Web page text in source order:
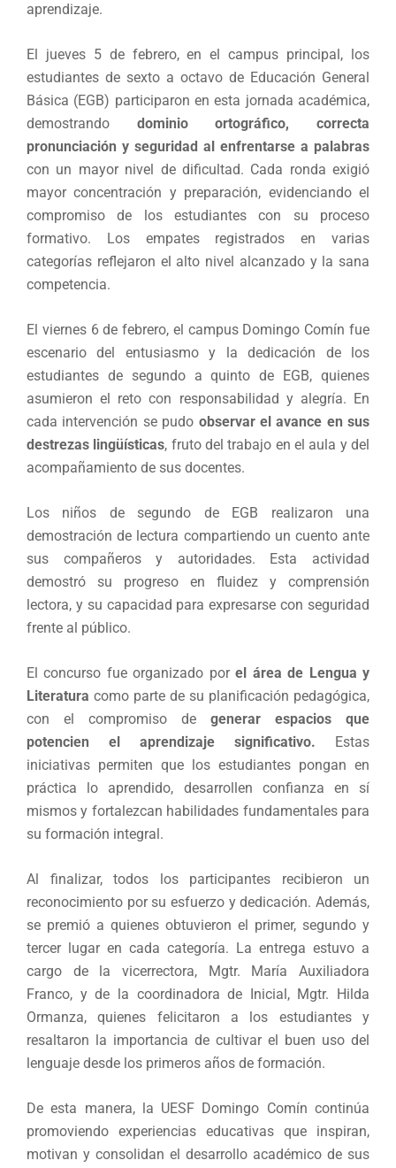
aprendizaje.
El jueves 5 de febrero, en el campus principal, los
estudiantes de sexto a octavo de Educación General
Básica (EGB) participaron en esta jornada académica,
demostrando dominio ortográfico, correcta
pronunciación y seguridad al enfrentarse a palabras
con un mayor nivel de dificultad. Cada ronda exigió
mayor concentración y preparación, evidenciando el
compromiso de los estudiantes con su proceso
formativo. Los empates registrados en varias
categorías reflejaron el alto nivel alcanzado y la sana
competencia.
El viernes 6 de febrero, el campus Domingo Comín fue
escenario del entusiasmo y la dedicación de los
estudiantes de segundo a quinto de EGB, quienes
asumieron el reto con responsabilidad y alegría. En
cada intervención se pudo observar el avance en sus
destrezas lingüísticas, fruto del trabajo en el aula y del
acompañamiento de sus docentes.
Los niños de segundo de EGB realizaron una
demostración de lectura compartiendo un cuento ante
sus compañeros y autoridades. Esta actividad
demostró su progreso en fluidez y comprensión
lectora, y su capacidad para expresarse con seguridad
frente al público.
El concurso fue organizado porel área de Lengua y
Literatura como parte de su planificación pedagógica,
con el compromiso de generar espacios que
potencien el aprendizaje significativo. Estas
iniciativas permiten que los estudiantes pongan en
práctica lo aprendido, desarrollen confianza en sí
mismos y fortalezcan habilidades fundamentales para
su formación integral.
Al finalizar, todos los participantes recibieron un
reconocimiento por su esfuerzo y dedicación. Además,
se premió a quienes obtuvieron el primer, segundo y
tercer lugar en cada categoría. La entrega estuvo a
cargo de la vicerrectora, Mgtr. María Auxiliadora
Franco, y de la coordinadora de Inicial, Mgtr. Hilda
Ormanza, quienes felicitaron a los estudiantes y
resaltaron la importancia de cultivar el buen uso del
lenguaje desde los primeros años de formación.
De esta manera, la UESF Domingo Comín continúa
promoviendo experiencias educativas que inspiran,
motivan y consolidan el desarrollo académico de sus